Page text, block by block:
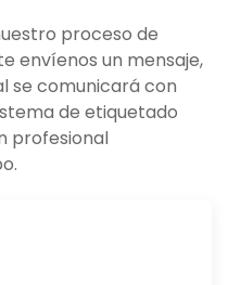
proceso de
envíenos un mensaje,
se comunicará con
de etiquetado
profesional